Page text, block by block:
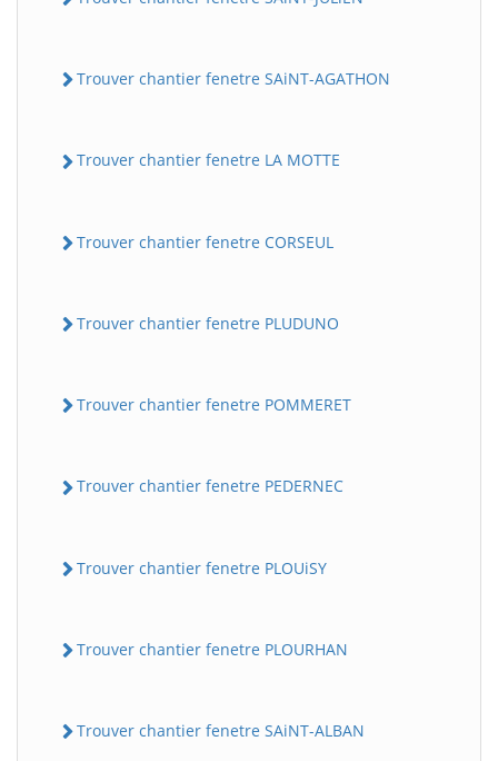
Trouver chantier fenetre SAiNT-AGATHON
Trouver chantier fenetre LA MOTTE
Trouver chantier fenetre CORSEUL
Trouver chantier fenetre PLUDUNO
Trouver chantier fenetre POMMERET
Trouver chantier fenetre PEDERNEC
Trouver chantier fenetre PLOUiSY
Trouver chantier fenetre PLOURHAN
Trouver chantier fenetre SAiNT-ALBAN